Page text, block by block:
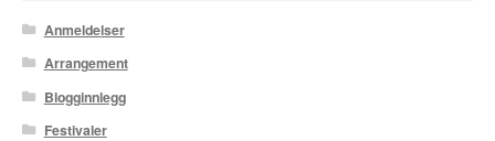
Til kassen
Bekreft din ordre
Ordrebekreftelse
Anmeldelser
Arrangement
Blogginnlegg
Festivaler